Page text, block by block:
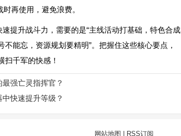
再使用，避免浪费。
提升战斗力，需要的是“主线活动打基础，特色合成
能忘，资源规划要精明”。把握住这些核心要点，
扫千军的快感！
强亡灵指挥官？
快速提升等级？
网站地图 RSS订阅